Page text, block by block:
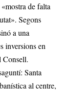
de falta
Segons
a una
inversions en
Consell.
Santa
al centre,